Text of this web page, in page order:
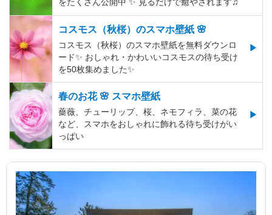
をたくさん公開中 ✨ 見るだけで癒やされます♫
コスモス（秋桜）のスマホ壁紙 🌸
コスモス（秋桜）のスマホ壁紙を無料ダウンロ
ード✨️ おしゃれ・かわいいコスモスの待ち受け
を50枚集めました✨️
春のお花 🌸 スマホ壁紙
薔薇、チューリップ、桜、ネモフィラ、菜の花
など、スマホをおしゃれに飾れる待ち受けがい
っぱい